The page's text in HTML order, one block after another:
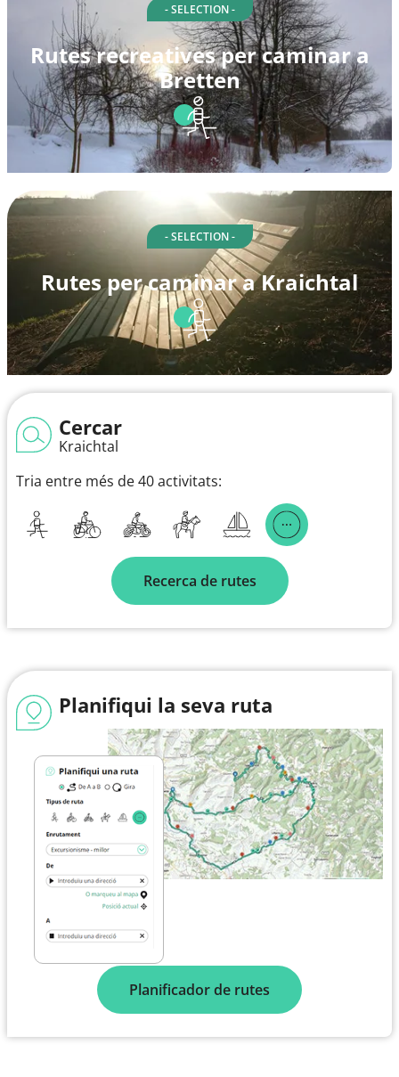
- SELECTION -
Rutes recreatives per caminar a
Bretten
- SELECTION -
Rutes per caminar a Kraichtal
Cercar
Kraichtal
Tria entre més de 40 activitats:
Recerca de rutes
Planifiqui la seva ruta
Planificador de rutes